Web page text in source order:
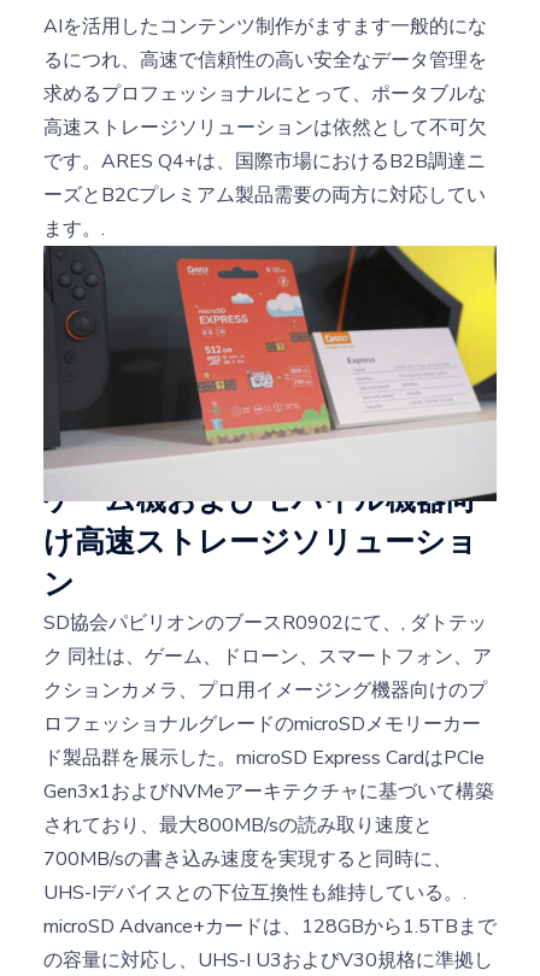
AIを活用したコンテンツ制作がますます一般的にな
るにつれ、高速で信頼性の高い安全なデータ管理を
求めるプロフェッショナルにとって、ポータブルな
高速ストレージソリューションは依然として不可欠
です。ARES Q4+は、国際市場におけるB2B調達ニ
ーズとB2Cプレミアム製品需要の両方に対応してい
ます。.
ゲーム機およびモバイル機器向
け高速ストレージソリューショ
ン
SD協会パビリオンのブースR0902にて、, ダトテッ
ク 同社は、ゲーム、ドローン、スマートフォン、ア
クションカメラ、プロ用イメージング機器向けのプ
ロフェッショナルグレードのmicroSDメモリーカー
ド製品群を展示した。microSD Express CardはPCIe
Gen3x1およびNVMeアーキテクチャに基づいて構築
されており、最大800MB/sの読み取り速度と
700MB/sの書き込み速度を実現すると同時に、
UHS-Iデバイスとの下位互換性も維持している。.
microSD Advance+カードは、128GBから1.5TBまで
の容量に対応し、UHS-I U3およびV30規格に準拠し